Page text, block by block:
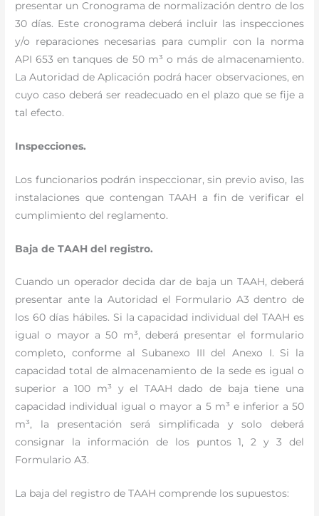
presentar un Cronograma de normalización dentro de los
30 días. Este cronograma deberá incluir las inspecciones
y/o reparaciones necesarias para cumplir con la norma
API 653 en tanques de 50 m³ o más de almacenamiento.
La Autoridad de Aplicación podrá hacer observaciones, en
cuyo caso deberá ser readecuado en el plazo que se fije a
tal efecto.
Inspecciones.
Los funcionarios podrán inspeccionar, sin previo aviso, las
instalaciones que contengan TAAH a fin de verificar el
cumplimiento del reglamento.
Baja de TAAH del registro.
Cuando un operador decida dar de baja un TAAH, deberá
presentar ante la Autoridad el Formulario A3 dentro de
los 60 días hábiles. Si la capacidad individual del TAAH es
igual o mayor a 50 m³, deberá presentar el formulario
completo, conforme al Subanexo III del Anexo I. Si la
capacidad total de almacenamiento de la sede es igual o
superior a 100 m³ y el TAAH dado de baja tiene una
capacidad individual igual o mayor a 5 m³ e inferior a 50
m³, la presentación será simplificada y solo deberá
consignar la información de los puntos 1, 2 y 3 del
Formulario A3.
La baja del registro de TAAH comprende los supuestos: